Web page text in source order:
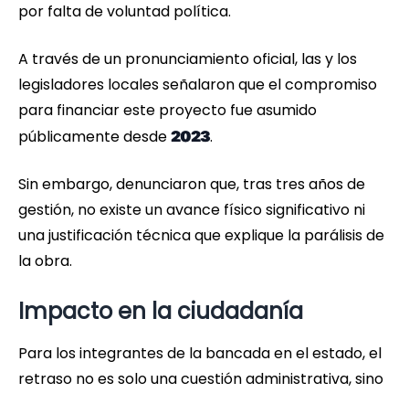
por falta de voluntad política.
A través de un pronunciamiento oficial, las y los
legisladores locales señalaron que el compromiso
para financiar este proyecto fue asumido
públicamente desde 2023.
Sin embargo, denunciaron que, tras tres años de
gestión, no existe un avance físico significativo ni
una justificación técnica que explique la parálisis de
la obra.
Impacto en la ciudadanía
Para los integrantes de la bancada en el estado, el
retraso no es solo una cuestión administrativa, sino